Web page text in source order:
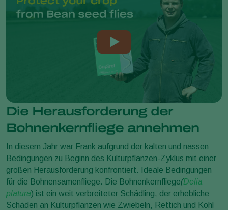
Die Herausforderung der
Bohnenkernfliege annehmen
In diesem Jahr war Frank aufgrund der kalten und nassen
Bedingungen zu Beginn des Kulturpflanzen-Zyklus mit einer
großen Herausforderung konfrontiert. Ideale Bedingungen
für die Bohnensamenfliege. Die Bohnenkernfliege(Delia
platura) ist ein weit verbreiteter Schädling, der erhebliche
Schäden an Kulturpflanzen wie Zwiebeln, Rettich und Kohl